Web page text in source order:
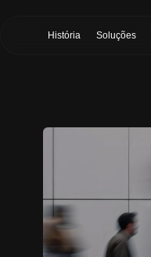
História Soluções